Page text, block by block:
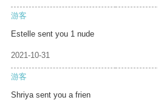
游客
Estelle sent you 1 nude
2021-10-31
游客
Shriya sent you a frien